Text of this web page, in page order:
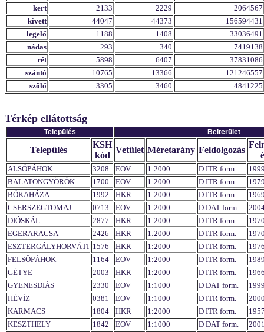
kert
2133 2229
2064567
kivett
44047 44373
156594431
legelő
1188 1408
33036491
nádas
293 340
7419138
rét
5898 6407
37831086
szántó
10765 13366
121246557
szőlő
3305 3460 4841225
Térkép ellátottság
Település Belterület
Település
KSH
kód
Vetület Méretarány Feldolgozás
ALSÓPÁHOK 3208 EOV 1:2000 D ITR form.
BALATONGYÖRÖK
1700 EOV 1:2000 D ITR form.
BÓKAHÁZA
1992 HKR 1:2000 D ITR form.
CSERSZEGTOMAJ
0713 EOV 1:2000 D DAT form.
DIÓSKÁL
2877 HKR 1:2000 D ITR form.
EGERARACSA
2426 HKR 1:2000 D ITR form.
ESZTERGÁLYHORVÁTI 1576 HKR 1:2000 D ITR form.
FELSŐPÁHOK
1164 EOV 1:2000 D ITR form.
GÉTYE
2003 HKR 1:2000 D ITR form.
GYENESDIÁS
2330 EOV 1:1000 D DAT form.
HÉVÍZ
0381 EOV 1:1000 D ITR form.
KARMACS
1804 HKR 1:2000 D ITR form.
KESZTHELY
1842 EOV 1:1000 D DAT form.